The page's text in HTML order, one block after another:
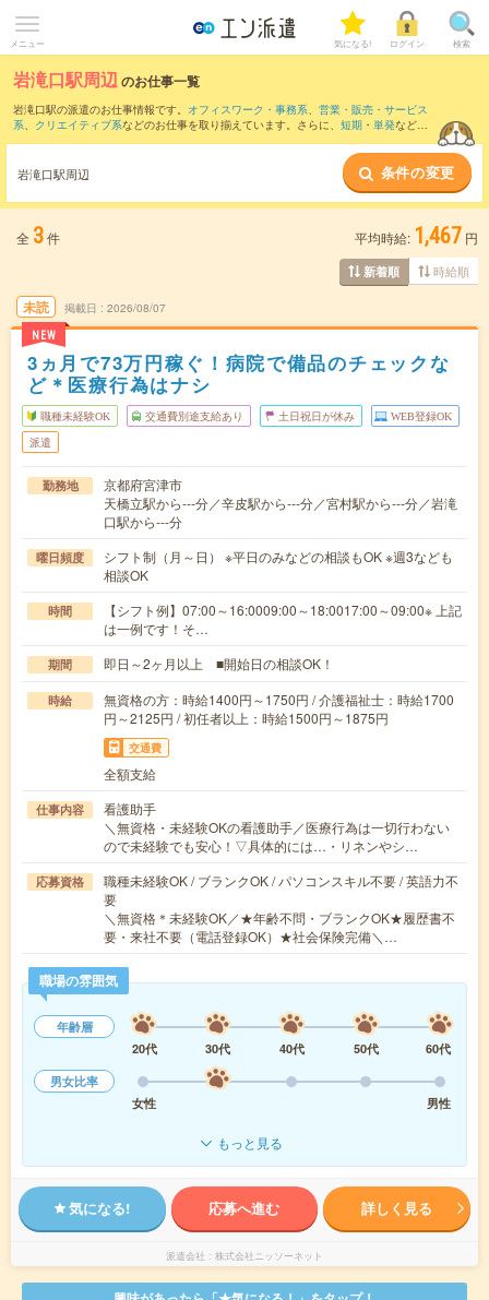
メニュー 気になる! ログイン 検索
岩滝口駅周辺のお仕事一覧
岩滝口駅の派遣のお仕事情報です。 オフィスワーク・事務系、 営業・販売・サービス
系、 クリエイティブ系などのお仕事を取り揃えています。さらに、 短期 ・ 単発などの
また、大江山口内宮駅
など近隣駅のお仕事もご
確認いただけます。
岩滝口駅周辺 条件の変更
全 3件 平均時給: 1,467 円
新着順 時給順
未読
NEW
掲載日 2026/08/07
3ヵ月で73万円稼ぐ！病院で備品のチェックな
ど＊医療行為はナシ
職種未経験OK 交通費別途支給あり 土日祝日が休み WEB登録OK
派遣
勤務地
京都府宮津市
天橋立駅から---分／辛皮駅から---分／宮村駅から---分／岩滝
口駅から---分
曜日頻度
シフト制（月～日） ※平日のみなどの相談もOK ※週3なども
相談OK
時間
【シフト例】07:00～16:0009:00～18:0017:00～09:00※ 上記
は一例です！そ…
期間 即日～2ヶ月以上 ■開始日の相談OK！
時給
無資格の方：時給1400円～1750円 / 介護福祉士：時給1700
円～2125円 / 初任者以上：時給1500円～1875円
交通費
全額支給
仕事内容
看護助手
＼無資格・未経験OKの看護助手／医療行為は一切行わない
ので未経験でも安心！▽具体的には…・リネンやシ…
応募資格
職種未経験OK / ブランクOK / パソコンスキル不要 / 英語力不
要
＼無資格＊未経験OK／★年齢不問・ブランクOK★履歴書不
要・来社不要（電話登録OK）★社会保険完備＼…
職場の雰囲気
年齢層
20代
30代 40代 50代
60代
男女比率
女性
男性
もっと見る
気になる! 応募へ進む 詳しく見る
派遣会社 株式会社ニッソーネット